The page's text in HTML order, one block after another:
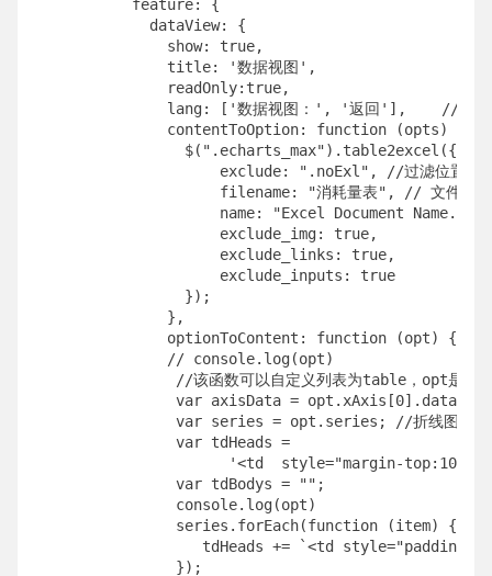
           feature: {
             dataView: {
               show: true,
               title: '数据视图',
               readOnly:true,
lang: ['数据视图：', '返回'],    // 按
               contentToOption: function (opts) {
$(".echarts_max").table2excel({
exclude: ".noExl", //过滤位置的
                     filename: "消耗量表", // 文件名称
name: "Excel Document
                     exclude_img: true,
                     exclude_links: true,
                     exclude_inputs: true
                 });
               },
               optionToContent: function (opt) {
               // console.log(opt)
//该函数可以自定义列表为table，opt是给
var axisData = opt.xAxis[0].data; //
var series = opt.series; //折线图的数
                var tdHeads =
'<td  style="margin-top:10px;
                var tdBodys = "";
                console.log(opt)
                series.forEach(function (item) {
tdHeads += `<td
                });